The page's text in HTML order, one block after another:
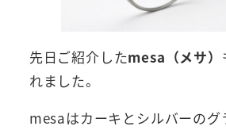
先日ご紹介したmesa（メサ）
れました。
mesaはカーキとシルバーのグ